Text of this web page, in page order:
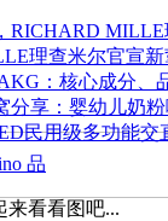
品
RICHARD
理查米尔官宣
：核心成分、
分享：婴幼儿奶
民用级多功能交
来看看图吧...